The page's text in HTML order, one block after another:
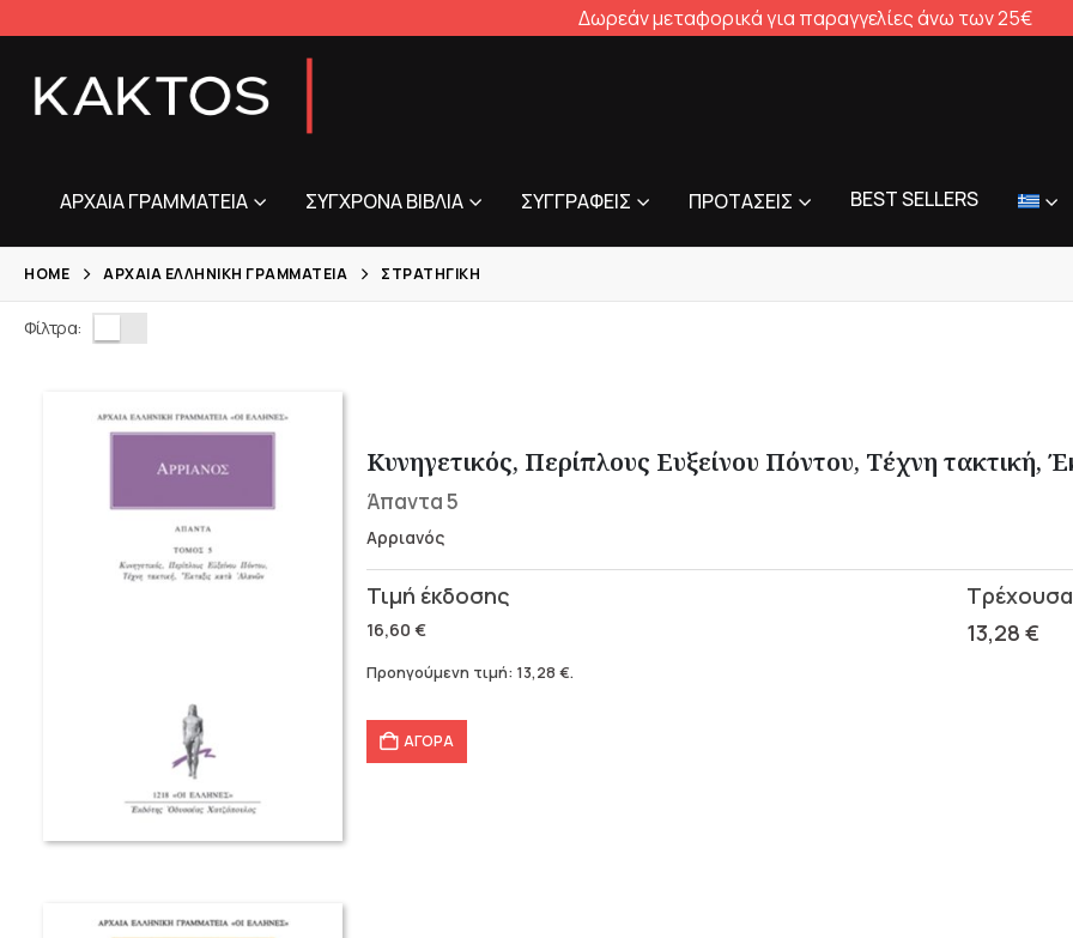
Δωρεάν μεταφορικά για παραγγελίες άνω των 25€
ΑΡΧΑΊΑ ΓΡΑΜΜΑΤΕΊΑ ΣΎΓΧΡΟΝΑ ΒΙΒΛΊΑ ΣΥΓΓΡΑΦΕΊΣ ΠΡΟΤΆΣΕΙΣ BEST SELLERS
HOME ΑΡΧΑΊΑ ΕΛΛΗΝΙΚΉ ΓΡΑΜΜΑΤΕΊΑ ΣΤΡΑΤΗΓΙΚΉ
Φίλτρα:
Κυνηγετικός, Περίπλους Ευξείνου Πόντου, Τέχνη τακτική,
Άπαντα 5
Αρριανός
16,60 €
Original
price
was:
13,28 €
Η
τρέχουσα
τιμή
13,28 €.
Προηγούμενη τιμή: 13,28 €.
ΑΓΟΡΑ